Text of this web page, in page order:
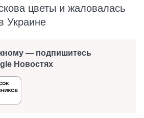
цветы и жаловалась
Украине
— подпишитесь
Новостях